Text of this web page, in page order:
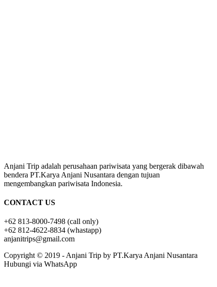
Anjani Trip adalah perusahaan pariwisata yang bergerak dibawah
bendera PT.Karya Anjani Nusantara dengan tujuan
mengembangkan pariwisata Indonesia.
CONTACT US
+62 813-8000-7498 (call only)
+62 812-4622-8834 (whastapp)
anjanitrips@gmail.com
Copyright © 2019 - Anjani Trip by PT.Karya Anjani Nusantara
Hubungi via WhatsApp